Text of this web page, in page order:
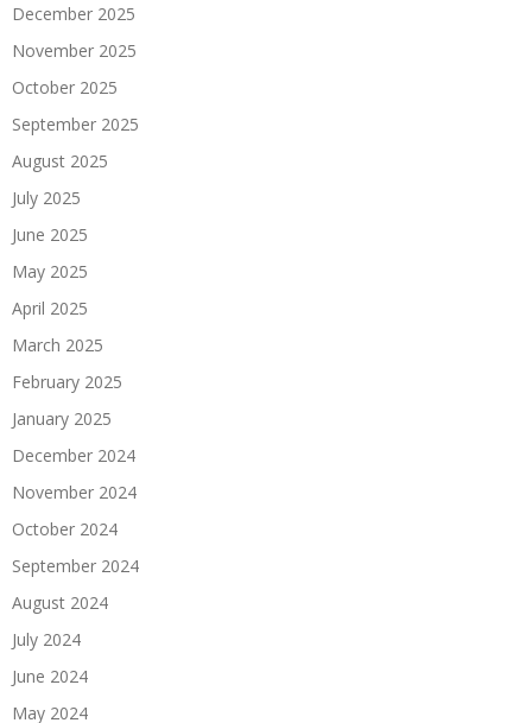
December 2025
November 2025
October 2025
September 2025
August 2025
July 2025
June 2025
May 2025
April 2025
March 2025
February 2025
January 2025
December 2024
November 2024
October 2024
September 2024
August 2024
July 2024
June 2024
May 2024